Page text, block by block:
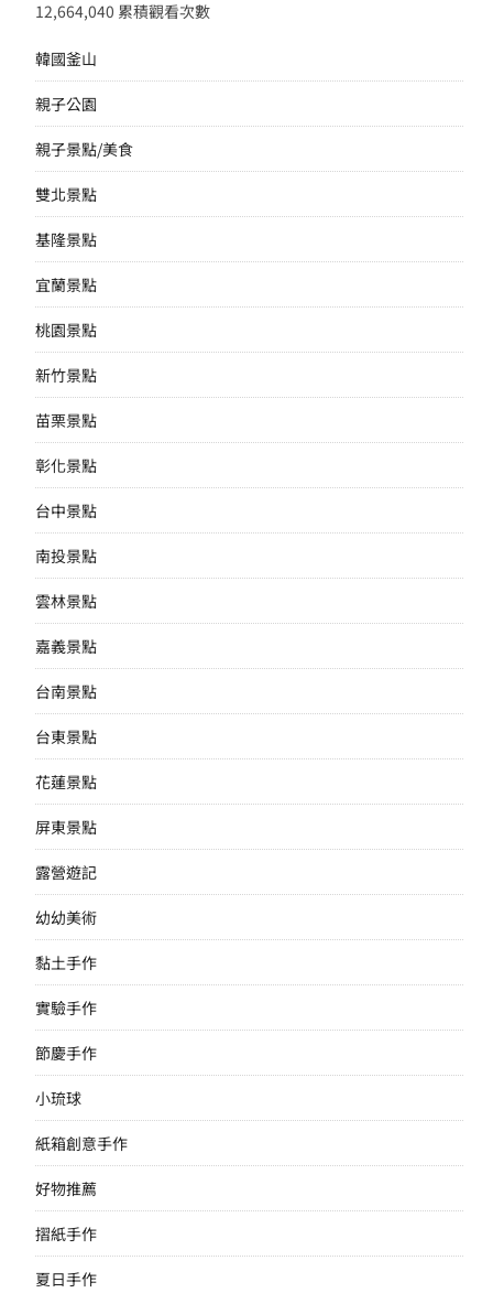
12,664,040 累積觀看次數
韓國釜山
親子公園
親子景點/美食
雙北景點
基隆景點
宜蘭景點
桃園景點
新竹景點
苗栗景點
彰化景點
台中景點
南投景點
雲林景點
嘉義景點
台南景點
台東景點
花蓮景點
屏東景點
露營遊記
幼幼美術
黏土手作
實驗手作
節慶手作
小琉球
紙箱創意手作
好物推薦
摺紙手作
夏日手作